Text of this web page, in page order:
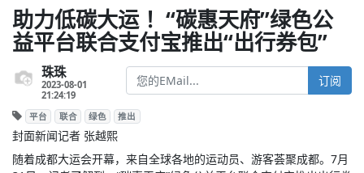
助力低碳大运 ！“碳惠天府”绿色公
益平台联合支付宝推出“出行券包”
珠珠
2023-08-01
21:24:19
订阅
平台 联合 绿色 推出
封面新闻记者 张越熙
随着成都大运会开幕，来自全球各地的运动员、游客荟聚成都。7月